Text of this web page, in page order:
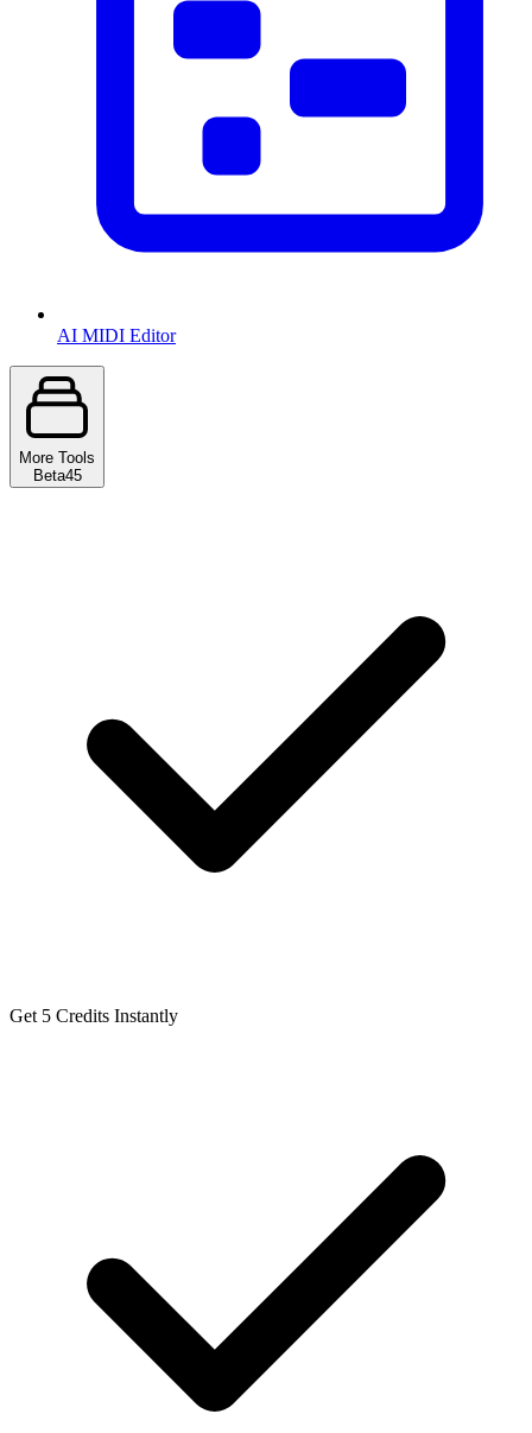
AI MIDI Editor
More Tools
Beta45
Get 5 Credits Instantly